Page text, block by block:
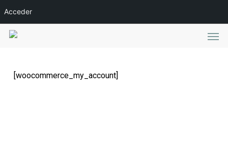
Acceder
Skip
to
main
[woocommerce_my_account]